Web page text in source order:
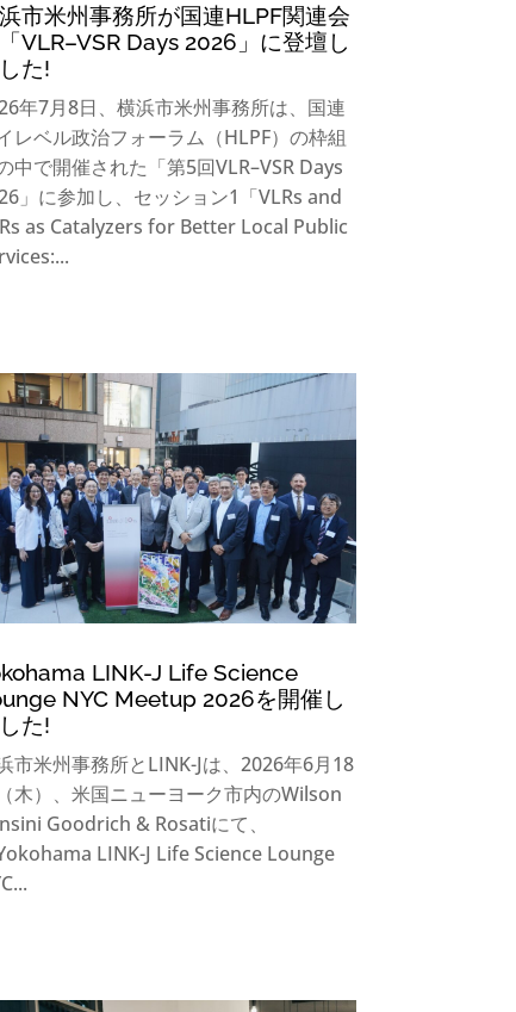
市米州事務所が国連HLPF関連会
VLR–VSR Days 2026」に登壇し
た!
年7月8日、横浜市米州事務所は、国連
レベル政治フォーラム（HLPF）の枠組
中で開催された「第5回VLR–VSR Days
」に参加し、セッション1「VLRs and
as Catalyzers for Better Local Public
LINK-J Life Science
NYC Meetup 2026を開催し
た!
市米州事務所とLINK-Jは、2026年6月18
木）、米国ニューヨーク市内のWilson
Goodrich & Rosatiにて、
Yokohama LINK-J Life Science Lounge